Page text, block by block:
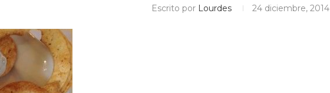
Escrito por Lourdes 24 diciembre, 2014